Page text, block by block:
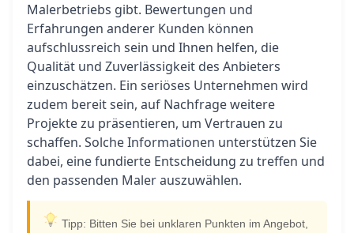
Malerbetriebs gibt. Bewertungen und
Erfahrungen anderer Kunden können
aufschlussreich sein und Ihnen helfen, die
Qualität und Zuverlässigkeit des Anbieters
einzuschätzen. Ein seriöses Unternehmen wird
zudem bereit sein, auf Nachfrage weitere
Projekte zu präsentieren, um Vertrauen zu
schaffen. Solche Informationen unterstützen Sie
dabei, eine fundierte Entscheidung zu treffen und
den passenden Maler auszuwählen.
Tipp: Bitten Sie bei unklaren Punkten im Angebot,